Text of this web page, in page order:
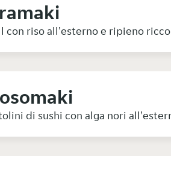
con riso all'esterno e ripieno
di sushi con alga nori